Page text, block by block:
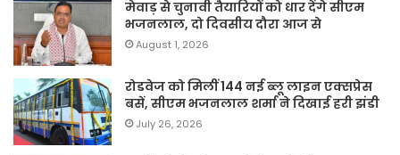
मेवाड़ से चुनावी तैयारियों को धार देंगे सीएम
भजनलाल, दो दिवसीय दौरा आज से
August 1, 2026
रोडवेज को मिलीं 144 नई ब्लू लाइन एक्सप्रेस
बसें, सीएम भजनलाल शर्मा ने दिखाई हरी झंडी
July 26, 2026